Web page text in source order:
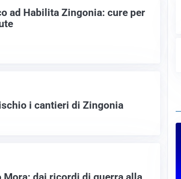
ad Habilita Zingonia: cure per
i cantieri di Zingonia